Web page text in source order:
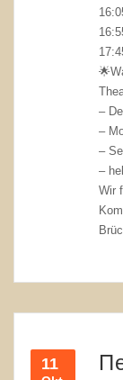
–
–
–
–
Wir
11